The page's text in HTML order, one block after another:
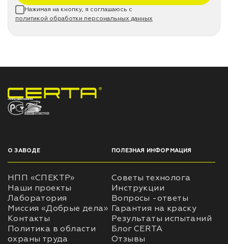
Нажимая на кнопку, я соглашаюсь с
политикой обработки персональных данных
НПП «СПЕКТР» ЗАВОД ЛАКОКРАСОЧНЫХ МАТЕРИАЛОВ
О ЗАВОДЕ
НПП «СПЕКТР»
Наши проекты
Лаборатория
Миссия «Добрые дела»
Контакты
Политика в области
ПОЛЕЗНАЯ ИНФОРМАЦИЯ
Советы технолога
Инструкции
Вопросы -ответы
Гарантия на краску
Результаты испытаний
Блог CERTA
Отзывы